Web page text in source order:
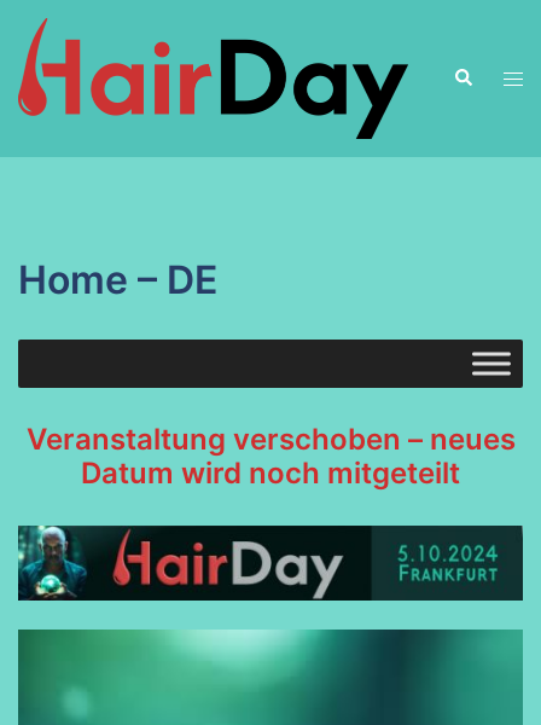
Inhalt
springen
Suche
Home – DE
Veranstaltung verschoben – neues
Datum wird noch mitgeteilt